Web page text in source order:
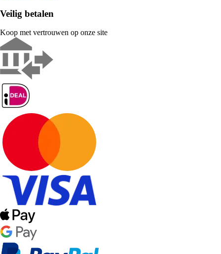
Veilig betalen
Koop met vertrouwen op onze site